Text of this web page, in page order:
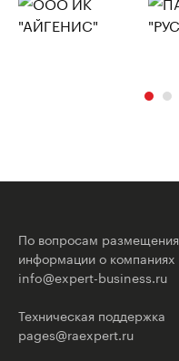
По вопросам размещения
информации о компаниях
info@expert-business.ru
Техническая поддержка
pages@raexpert.ru